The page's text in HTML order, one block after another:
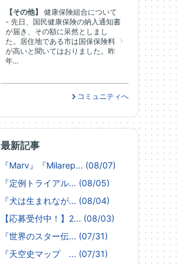
最新記事
『Marv』『Milarep... (08/07)
『定例トライアル... (08/05)
『犬は生まれなが... (08/04)
【応募受付中！】2... (08/03)
『世界のスター伝... (07/31)
『天空史マップ ... (07/31)
【その他】
健康保険組合について
- 先日、国民健康保険の納入通知書
が届き、その額に呆然としまし
た。居住地である市は国保保険料
が高いと聞いてはおりました。昨
年...
コミュニティへ